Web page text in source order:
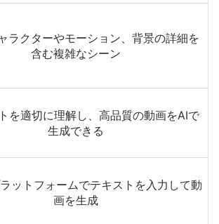
ラクターやモーション、背景の詳細を
含む複雑なシーン
を適切に理解し、高品質の動画をAIで
生成できる
ットフォームでテキストを入力して動
画を生成